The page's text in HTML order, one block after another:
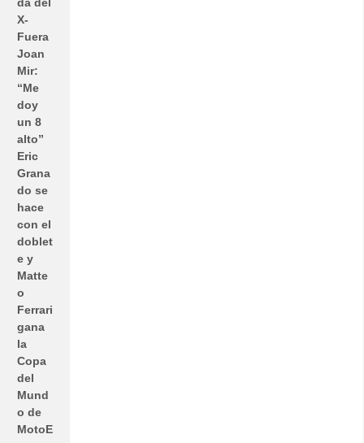
da del
X-
Fuera
Joan
Mir:
“Me
doy
un 8
alto”
Eric
Grana
do se
hace
con el
doblet
e y
Matte
o
Ferrari
gana
la
Copa
del
Mund
o de
MotoE